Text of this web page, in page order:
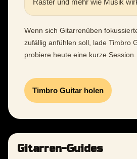
Wenn sich Gitarrenüben
zufällig anfühlen soll, lade Timbro
probiere heute eine kurze Session.
Timbro Guitar holen
Gitarren-Guides